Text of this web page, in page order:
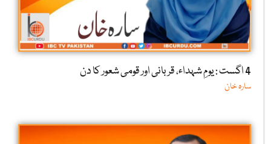
4 اگست : یومِ شہداء، قربانی اور قومی شعور کا دن
سارہ خان